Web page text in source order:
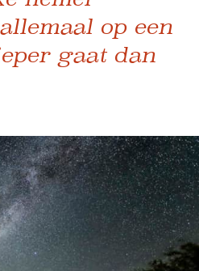
op een
gaat dan